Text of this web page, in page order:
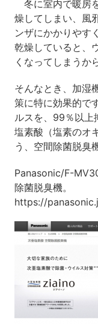
冬に室内で暖房
燥してしまい、風
ンザにかかりやす
乾燥していると、
くなってしまうか
そんなとき、加湿
策に特に効果的で
ルスを、99％以上
塩素酸（塩素のオ
う、空間除菌脱臭
Panasonic/F-
除菌脱臭機。
https://